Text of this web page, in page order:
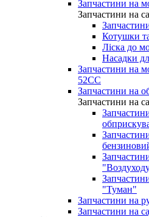
Запчастини на
Запчастини на
Котушки
Ліска до
Насадки
Запчастини на
52СС
Запчастини на
Запчастини на
"Туман"
Запчастини на
Запчастини на